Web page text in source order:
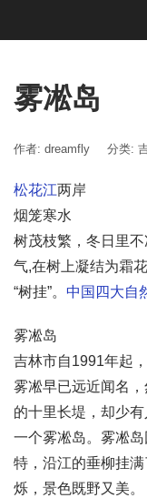
雾凇岛
作者: dreamfly 分类:
松花江两岸
烟笼寒水
树茂枝繁，冬日里
气,在树上凝结为霜
“树挂”。 中国四大自
雾凇岛
吉林市自1991年起
雾凇早已远近闻名
的十里长堤，却少
一个雾凇岛。雾凇
特，沿江的垂柳挂
烁，景色既野又美